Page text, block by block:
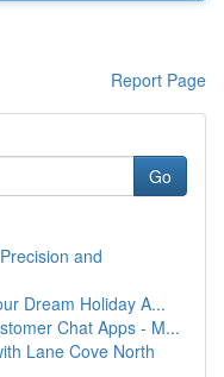
Report Page
Go
and
Dream Holiday A...
Chat Apps - M...
Lane Cove North